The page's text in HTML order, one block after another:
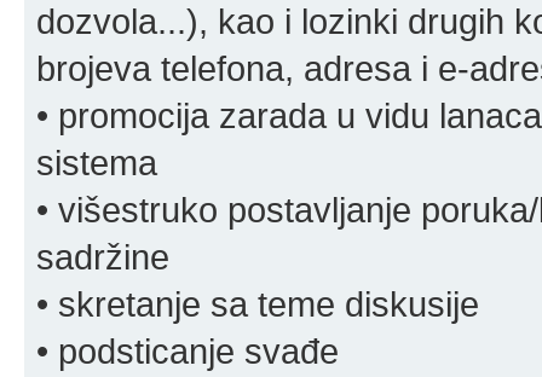
dozvola...), kao i lozinki drugih
brojeva telefona, adresa i e-
• promocija zarada u vidu
sistema
• višestruko postavljanje
sadržine
• skretanje sa teme diskusije
• podsticanje svađe